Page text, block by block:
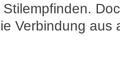
Verbindung aus